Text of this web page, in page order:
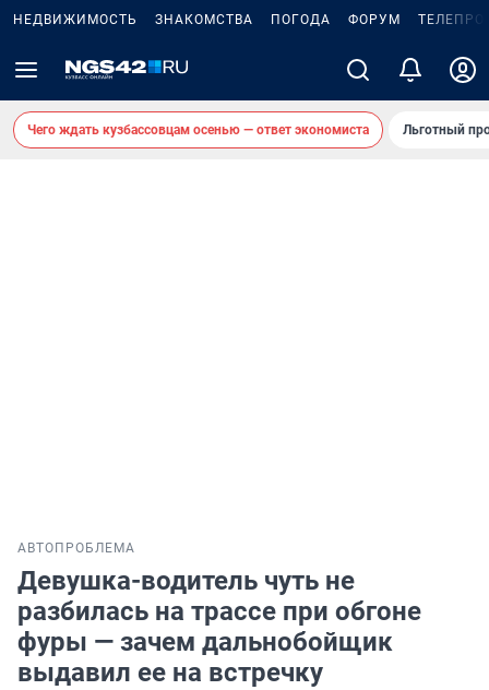
НЕДВИЖИМОСТЬ ЗНАКОМСТВА ПОГОДА ФОРУМ
Чего ждать кузбассовцам осенью — ответ экономиста Льготный
АВТО ПРОБЛЕМА
Девушка-водитель чуть не
разбилась на трассе при обгоне
фуры — зачем дальнобойщик
выдавил ее на встречку